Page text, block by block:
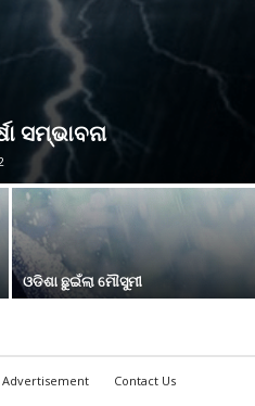
ସମ୍ଭାବନା
ଓଡିଶା ଛୁଇଁଲା ମୌସୁମୀ
Advertisement
Contact Us